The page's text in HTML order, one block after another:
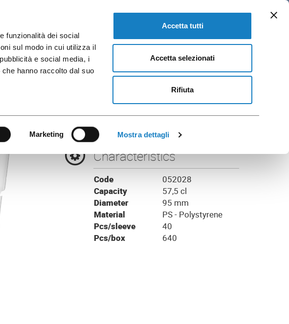
funzionalità dei social
sul modo in cui utilizza il
e social media, i
hanno raccolto dal suo
Marketing Mostra dettagli
Accetta tutti
Accetta selezionati
Rifiuta
EN
Characteristics
Code
052028
Capacity
57,5 cl
Diameter
95 mm
Material
PS - Polystyrene
Pcs/sleeve
40
Pcs/box
640